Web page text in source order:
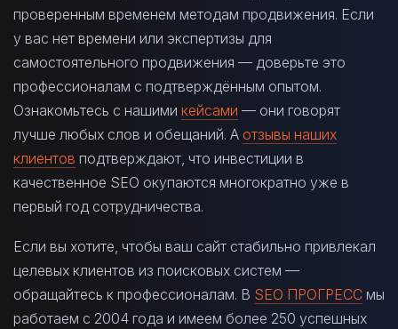
проверенным временем методам продвижения. Если
у вас нет времени или экспертизы для
самостоятельного продвижения — доверьте это
профессионалам с подтверждённым опытом.
Ознакомьтесь с нашими кейсами — они говорят
лучше любых слов и обещаний. А отзывы наших
клиентов подтверждают, что инвестиции в
качественное SEO окупаются многократно уже в
первый год сотрудничества.
Если вы хотите, чтобы ваш сайт стабильно привлекал
целевых клиентов из поисковых систем —
обращайтесь к профессионалам. В SEO ПРОГРЕСС мы
работаем с 2004 года и имеем более 250 успешных